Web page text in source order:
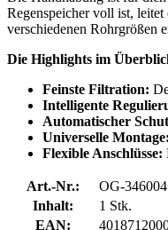
Regenspeicher voll ist,
verschiedenen Rohrgrößen
Die Highlights im
Feinste Filtration:
Intelligente
Automatischer
Universelle Montage:
Flexible Anschlüsse:
Art.-Nr.:
OG-346004
Inhalt:
1 Stk.
EAN: